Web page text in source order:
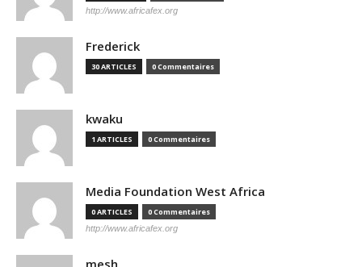
http://www.africafex.org
Frederick
30 ARTICLES 0 Commentaires
kwaku
1 ARTICLES 0 Commentaires
Media Foundation West Africa
0 ARTICLES 0 Commentaires
http://www.africafex.org
mesh